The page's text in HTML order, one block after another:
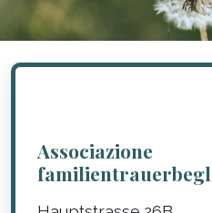
Associazione